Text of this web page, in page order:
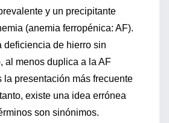
y un precipitante
(anemia ferropénica: AF).
deficiencia de hierro sin
al menos duplica a la AF
la presentación más frecuente
existe una idea errónea
son sinónimos.